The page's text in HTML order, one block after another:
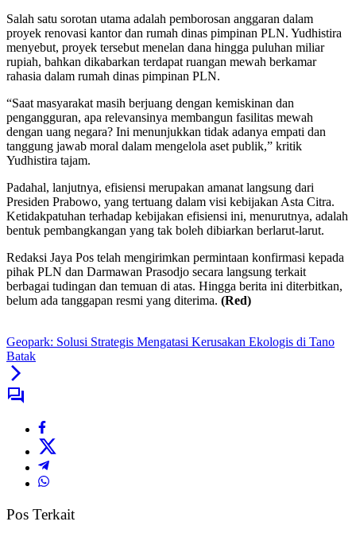
Salah satu sorotan utama adalah pemborosan anggaran dalam
proyek renovasi kantor dan rumah dinas pimpinan PLN. Yudhistira
menyebut, proyek tersebut menelan dana hingga puluhan miliar
rupiah, bahkan dikabarkan terdapat ruangan mewah berkamar
rahasia dalam rumah dinas pimpinan PLN.
“Saat masyarakat masih berjuang dengan kemiskinan dan
pengangguran, apa relevansinya membangun fasilitas mewah
dengan uang negara? Ini menunjukkan tidak adanya empati dan
tanggung jawab moral dalam mengelola aset publik,” kritik
Yudhistira tajam.
Padahal, lanjutnya, efisiensi merupakan amanat langsung dari
Presiden Prabowo, yang tertuang dalam visi kebijakan Asta Citra.
Ketidakpatuhan terhadap kebijakan efisiensi ini, menurutnya, adalah
bentuk pembangkangan yang tak boleh dibiarkan berlarut-larut.
Redaksi Jaya Pos telah mengirimkan permintaan konfirmasi kepada
pihak PLN dan Darmawan Prasodjo secara langsung terkait
berbagai tudingan dan temuan di atas. Hingga berita ini diterbitkan,
belum ada tanggapan resmi yang diterima. (Red)
Geopark: Solusi Strategis Mengatasi Kerusakan Ekologis di Tano
Batak
Pos Terkait